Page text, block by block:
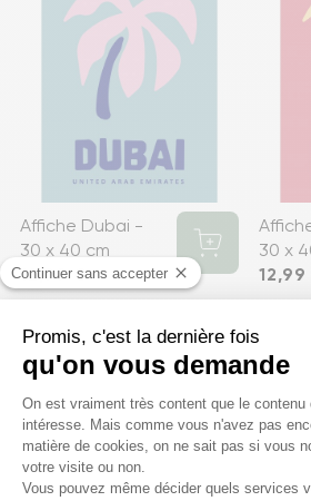
Affiche Dubai -
30 x 40 cm
Prix
12,99 €
30 x
Prix
12,99
favorite